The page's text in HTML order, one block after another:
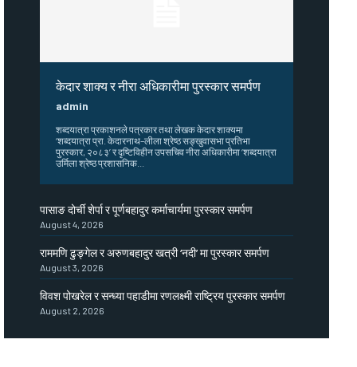
केदार शाक्य र नीरा अधिकारीमा पुरस्कार समर्पण
admin
शब्दयात्रा प्रकाशनले पत्रकार तथा लेखक केदार शाक्यमा
‘शब्दयात्रा प्रा. केदारनाथ–लीला श्रेष्ठ सङ्खुवासभा प्रतिभा
पुरस्कार, २०८३’ र दृष्टिविहीन उपसचिव नीरा अधिकारीमा ‘शब्दयात्रा
उर्मिला श्रेष्ठ प्रशासनिक...
पासाङ दोर्ची शेर्पा र पूर्णबहादुर कर्माचार्यमा पुरस्कार समर्पण
August 4, 2026
राममणि ढुङ्गेल र अरुणबहादुर खत्री ‘नदी’ मा पुरस्कार समर्पण
August 3, 2026
विवश पोखरेल र सन्ध्या पहाडीमा रणलक्ष्मी राष्ट्रिय पुरस्कार समर्पण
August 2, 2026